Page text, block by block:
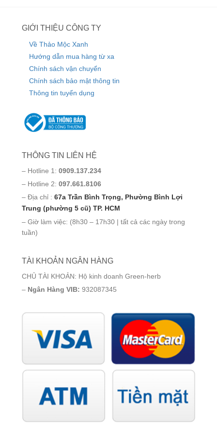
GIỚI THIỆU CÔNG TY
Về Thảo Mộc Xanh
Hướng dẫn mua hàng từ xa
Chính sách vận chuyển
Chính sách bảo mật thông tin
Thông tin tuyển dụng
THÔNG TIN LIÊN HỆ
– Hotline 1: 0909.137.234
– Hotline 2: 097.661.8106
– Địa chỉ : 67a Trần Bình Trọng, Phường Bình Lợi
Trung (phường 5 cũ) TP. HCM
– Giờ làm việc: (8h30 – 17h30 | tất cả các ngày trong
tuần)
TÀI KHOẢN NGÂN HÀNG
CHỦ TÀI KHOẢN: Hộ kinh doanh Green-herb
– Ngân Hàng VIB: 932087345